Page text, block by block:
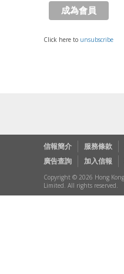
Click here to unsubscribe
信報簡介 服務條款
廣告查詢
加入信報
Copyright © 2026 Hong
Limited. All rights reserved.